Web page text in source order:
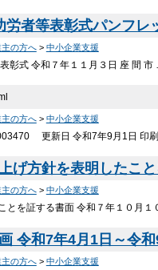
者等表彰式パンフレ
の方へ> 中小企業支援
彰式 令和７年１１月３日 座 間 市
の方へ> 中小企業支援
更新日 令和7年9月1日 印
げ方針を表明したこ
の方へ> 中小企業支援
とを証する書面 令和７年１０月１
令和7年4月1日～令
の方へ> 中小企業支援